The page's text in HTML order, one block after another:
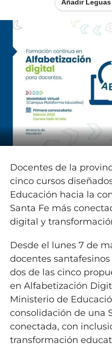
Añadir
Docentes de la
cinco cursos
Educación hacia la
Santa Fe más
digital y
Desde el lunes 7 de
docentes
dos de las cinco
en Alfabetización
Ministerio de
consolidación de una
conectada, con
transformación